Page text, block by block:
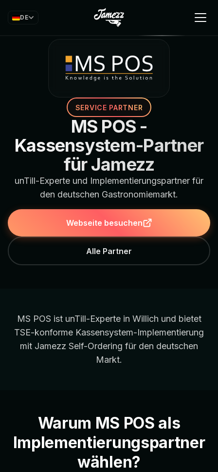
DE
SERVICE PARTNER
MS POS -
Kassensystem-Partner
für Jamezz
unTill-Experte und Implementierungspartner für
den deutschen Gastronomiemarkt.
Webseite besuchen
Alle Partner
MS POS ist unTill-Experte in Willich und bietet
TSE-konforme Kassensystem-Implementierung
mit Jamezz Self-Ordering für den deutschen
Markt.
Warum MS POS als
Implementierungspartner
wählen?